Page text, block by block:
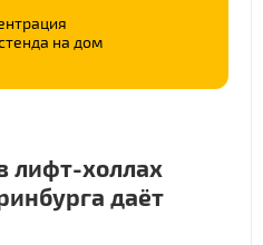
на дом
лифт-холлах
даёт